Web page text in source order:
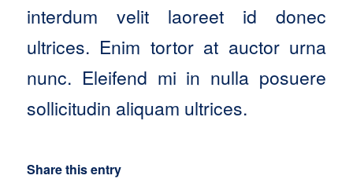
interdum velit laoreet id donec
ultrices. Enim tortor at auctor urna
nunc. Eleifend mi in nulla posuere
sollicitudin aliquam ultrices.
Share this entry